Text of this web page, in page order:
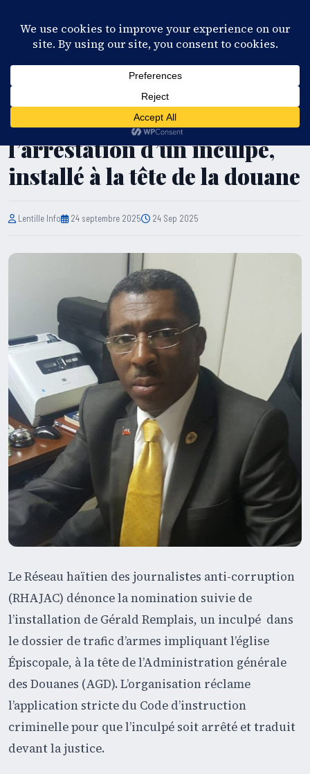
Le RHAJAC exige
l’arrestation d’un inculpé,
installé à la tête de la douane
Lentille Info 24 septembre 2025 24 Sep 2025
Le Réseau haïtien des journalistes anti-corruption
(RHAJAC) dénonce la nomination suivie de
l’installation de Gérald Remplais, un inculpé dans
le dossier de trafic d’armes impliquant l’église
Épiscopale, à la tête de l’Administration générale
des Douanes (AGD). L’organisation réclame
l’application stricte du Code d’instruction
criminelle pour que l’inculpé soit arrêté et traduit
devant la justice.